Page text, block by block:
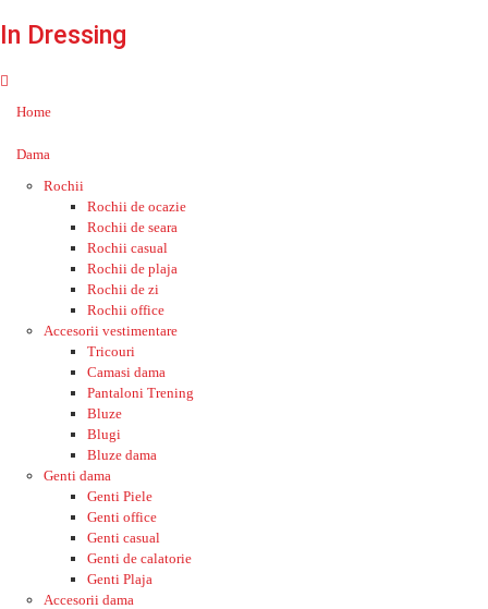
In Dressing
Home
Dama
Rochii
Rochii de ocazie
Rochii de seara
Rochii casual
Rochii de plaja
Rochii de zi
Rochii office
Accesorii vestimentare
Tricouri
Camasi dama
Pantaloni Trening
Bluze
Blugi
Bluze dama
Genti dama
Genti Piele
Genti office
Genti casual
Genti de calatorie
Genti Plaja
Accesorii dama